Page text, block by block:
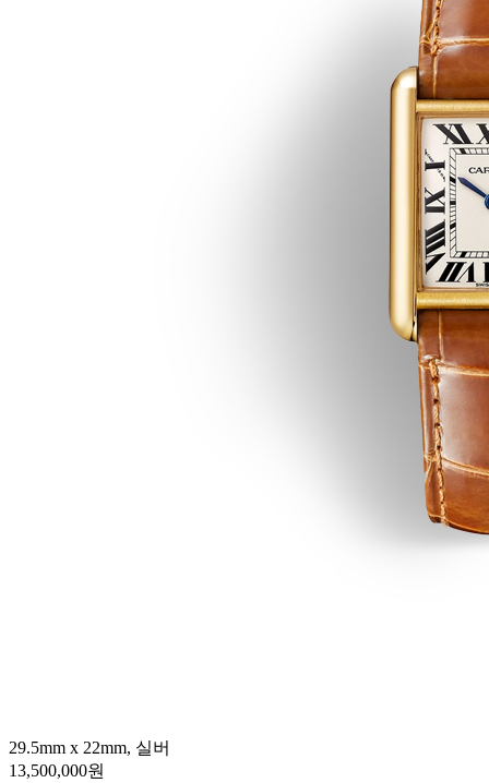
29.5mm x 22mm, 실버
13,500,000원